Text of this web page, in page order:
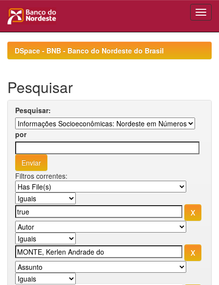
navigationDSpace - BNB - Banco do Nordeste do Brasil
Pesquisar
Pesquisar:
por
Filtros correntes: